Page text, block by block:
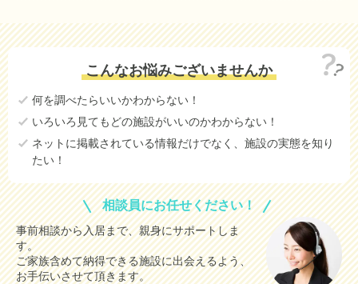
こんなお悩みございませんか
何を調べたらいいかわからない！
いろいろ見てもどの施設がいいのかわからない！
ネットに掲載されている情報だけでなく、施設の実態を知り
たい！
相談員にお任せください！
事前相談から入居まで、親身にサポートしま
す。
ご家族含めて納得できる施設に出会えるよう、
お手伝いさせて頂きます。